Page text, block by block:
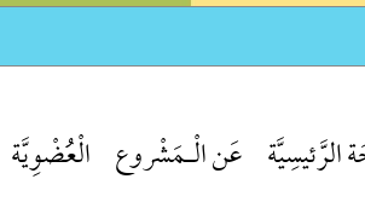
عَن الْـمَشْروع الْعُضْوِيَّة